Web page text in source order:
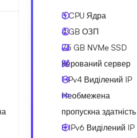
3CPU Ядра
4 GB ОЗП
75 GB NVMe SSD
Керований сервер
1 IPv4 Виділений IP
Необмежена
пропускна здатність
8 IPv6 Виділений IP